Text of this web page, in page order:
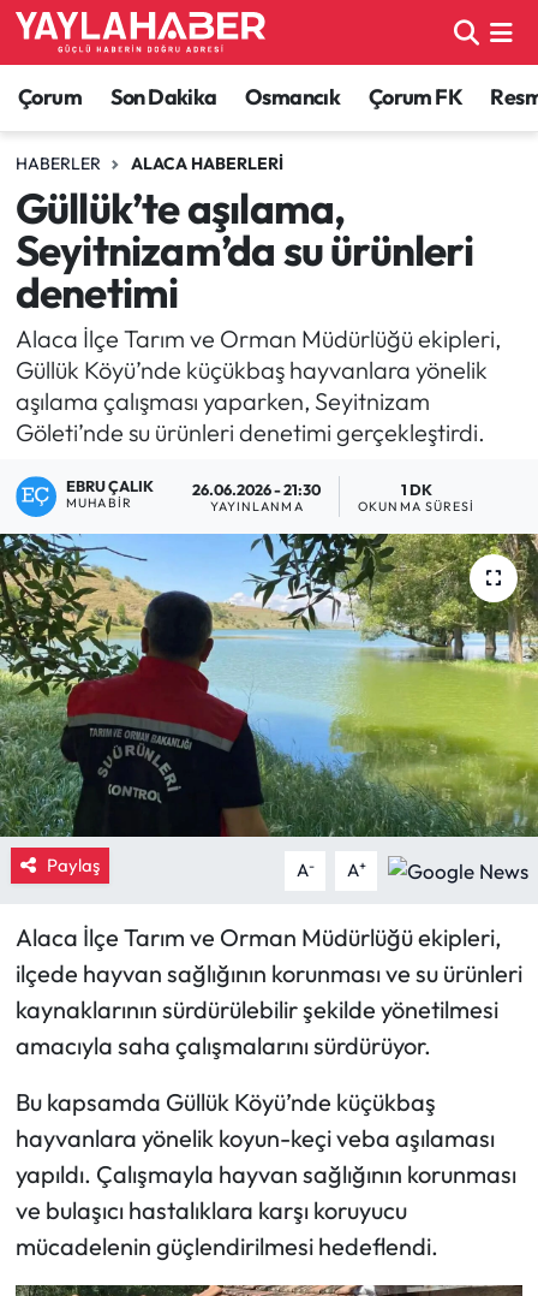
Çorum Son Dakika Osmancık Çorum FK
HABERLER ALACA HABERLERI
Güllük’te aşılama,
Seyitnizam’da su ürünleri
denetimi
Alaca İlçe Tarım ve Orman Müdürlüğü ekipleri,
Güllük Köyü’nde küçükbaş hayvanlara yönelik
aşılama çalışması yaparken, Seyitnizam
Göleti’nde su ürünleri denetimi gerçekleştirdi.
EBRU ÇALIK
MUHABIR
26.06.2026 - 21:30
YAYINLANMA
1 DK
OKUNMA SÜRESI
Paylaş A- A+
Alaca İlçe Tarım ve Orman Müdürlüğü ekipleri,
ilçede hayvan sağlığının korunması ve su ürünleri
kaynaklarının sürdürülebilir şekilde yönetilmesi
amacıyla saha çalışmalarını sürdürüyor.
Bu kapsamda Güllük Köyü’nde küçükbaş
hayvanlara yönelik koyun-keçi veba aşılaması
yapıldı. Çalışmayla hayvan sağlığının korunması
ve bulaşıcı hastalıklara karşı koruyucu
mücadelenin güçlendirilmesi hedeflendi.
Alaca Haberleri
Bayat Haberleri
Bilgi - Keşfet Haberleri
Bilim ve Teknoloji
Boğazkale Haberleri
Çorum Haberleri
Eğitim
Ekonomi
Güncel
İskilip Haberleri
Kargı Haberleri
Kimdir?
Kültür Sanat
Laçin Haberleri
Mecitözü Haberleri
Oğuzlar Haberleri
Ortaköy Haberleri
Çorum Nöbetçi Eczaneler
Çorum Hava Durumu
Çorum Namaz Vakitleri
Çorum Trafik Yoğunluk Haritası
TFF 1.Lig Puan Durumu ve Fikstür
Tüm Manşetler